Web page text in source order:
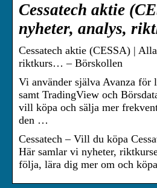
Cessatech aktie
nyheter, analys,
Cessatech aktie (CESSA) |
riktkurs… – Börskollen
Vi använder själva Avanza för
samt TradingView och
vill köpa och sälja mer
den …
Cessatech – Vill du köpa
Här samlar vi nyheter,
följa, lära dig mer om och